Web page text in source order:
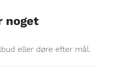
noget
eller døre efter mål.